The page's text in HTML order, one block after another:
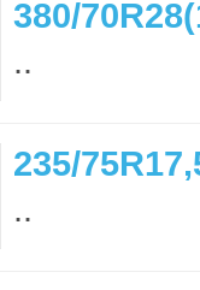
380/
..
235/
..